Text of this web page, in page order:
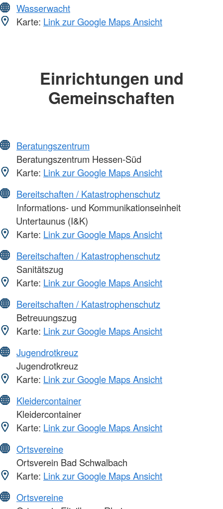
Wasserwacht
Karte: Link zur Google Maps Ansicht
Einrichtungen und
Gemeinschaften
Beratungszentrum
Beratungszentrum Hessen-Süd
Karte: Link zur Google Maps Ansicht
Bereitschaften / Katastrophenschutz
Informations- und Kommunikationseinheit
Untertaunus (I&K)
Karte: Link zur Google Maps Ansicht
Bereitschaften / Katastrophenschutz
Sanitätszug
Karte: Link zur Google Maps Ansicht
Bereitschaften / Katastrophenschutz
Betreuungszug
Karte: Link zur Google Maps Ansicht
Jugendrotkreuz
Jugendrotkreuz
Karte: Link zur Google Maps Ansicht
Kleidercontainer
Kleidercontainer
Karte: Link zur Google Maps Ansicht
Ortsvereine
Ortsverein Bad Schwalbach
Karte: Link zur Google Maps Ansicht
Ortsvereine